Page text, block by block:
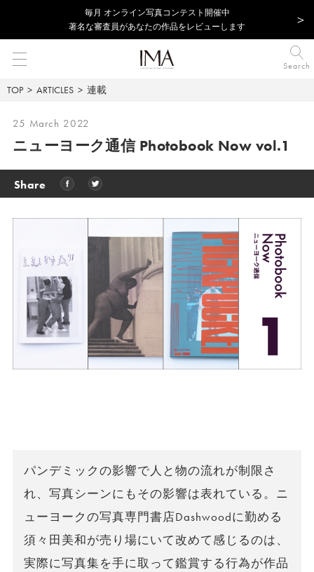
毎⽉ オンライン写真コンテスト開催中
著名な審査員があなたの作品をレビューします
Search
TOP ARTICLES 連載
25 March 2022
ニューヨーク通信 Photobook Now vol.1
Share
パンデミックの影響で人と物の流れが制限さ
れ、写真シーンにもその影響は表れている。ニ
ューヨークの写真専門書店Dashwoodに勤める
須々田美和が売り場にいて改めて感じるのは、
実際に写真集を手に取って鑑賞する行為が作品